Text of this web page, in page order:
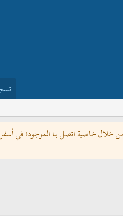
خلال خاصية اتصل بنا الموجودة في أسفل